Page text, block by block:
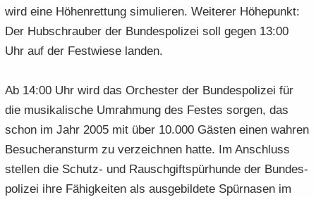
wird eine Hö­hen­ret­tung si­mu­lie­ren. Wei­te­rer Hö­he­punkt:
Der Hub­schrau­ber der Bun­des­po­li­zei soll gegen 13:00
Uhr auf der Fest­wie­se lan­den.
Ab 14:00 Uhr wird das Or­ches­ter der Bun­des­po­li­zei für
die mu­si­ka­li­sche Um­rah­mung des Fes­tes sor­gen, das
schon im Jahr 2005 mit über 10.000 Gäs­ten einen wah­ren
Be­su­cher­an­sturm zu ver­zeich­nen hatte. Im An­schluss
stel­len die Schutz-​ und Rausch­gift­spür­hun­de der Bun­des­
po­li­zei ihre Fä­hig­kei­ten als aus­ge­bil­de­te Spür­na­sen im